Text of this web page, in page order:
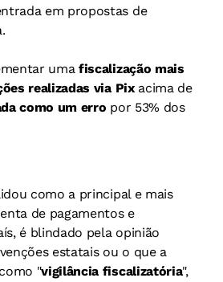
em propostas de
umafiscalização mais
realizadas via Pixacima de
como um erro por 53% dos
como a principal e mais
de pagamentos e
é blindado pela opinião
estatais ou o que a
"vigilância fiscalizatória",